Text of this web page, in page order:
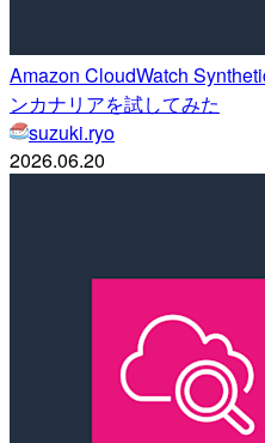
Amazon CloudWatch
ンカナリアを試してみた
suzuki.ryo
2026.06.20